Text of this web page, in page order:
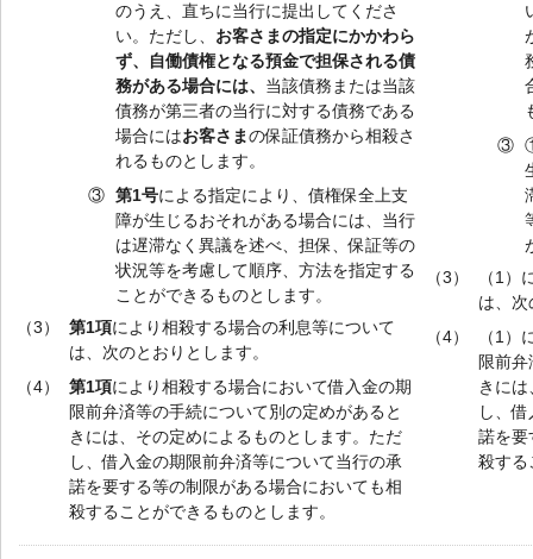
のうえ、直ちに当行に提出してくださ
い。ただし、 お客さまの指定にかかわら
ず、自働債権となる預金で担保される債
務がある場合には、 当該債務または当該
債務が第三者の当行に対する債務である
場合にはお客さまの保証債務から相殺さ
れるものとします。
③
第1号による指定により、債権保全上支
障が生じるおそれがある場合には、当行
は遅滞なく異議を述べ、担保、保証等の
状況等を考慮して順序、方法を指定する
ことができるものとします。
（3）
第1項により相殺する場合の利息等について
は、次のとおりとします。
（4）
第1項により相殺する場合において借入金の期
限前弁済等の手続について別の定めがあると
きには、その定めによるものとします。ただ
し、借入金の期限前弁済等について当行の承
諾を要する等の制限がある場合においても相
殺することができるものとします。
③
（3）
（1
は、
（4）
（1
限前
きに
し、
諾を要
殺する